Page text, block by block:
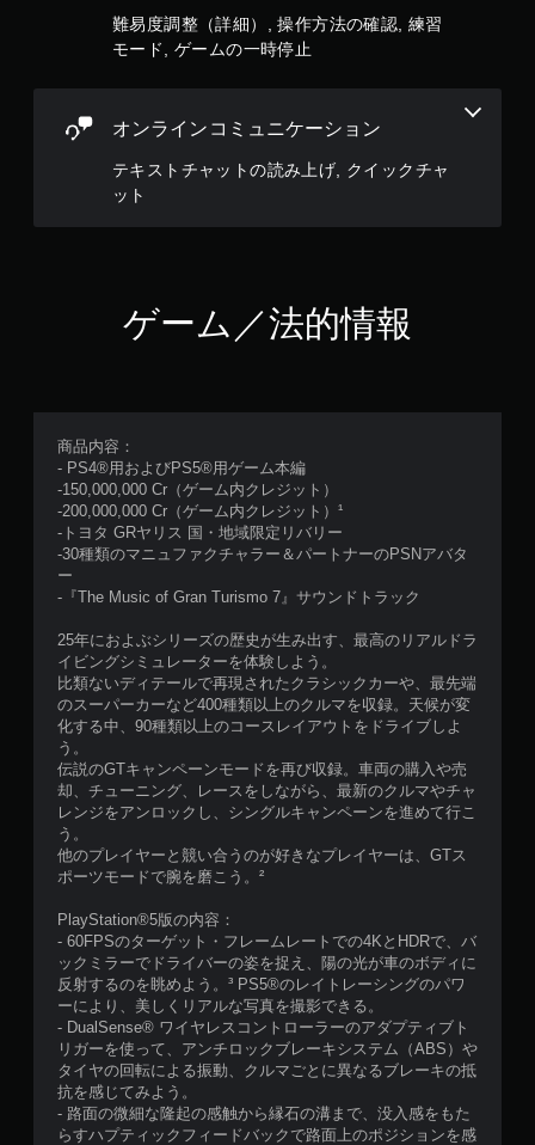
難易度調整（詳細）, 操作方法の確認, 練習
モード, ゲームの一時停止
オンラインコミュニケーション
テキストチャットの読み上げ, クイックチャ
ット
ゲーム／法的情報
商品内容：
- PS4®用およびPS5®用ゲーム本編
-150,000,000 Cr（ゲーム内クレジット）
-200,000,000 Cr（ゲーム内クレジット）¹
-トヨタ GRヤリス 国・地域限定リバリー
-30種類のマニュファクチャラー＆パートナーのPSNアバタ
ー
-『The Music of Gran Turismo 7』サウンドトラック
25年におよぶシリーズの歴史が生み出す、最高のリアルドラ
イビングシミュレーターを体験しよう。
比類ないディテールで再現されたクラシックカーや、最先端
のスーパーカーなど400種類以上のクルマを収録。天候が変
化する中、90種類以上のコースレイアウトをドライブしよ
う。
伝説のGTキャンペーンモードを再び収録。車両の購入や売
却、チューニング、レースをしながら、最新のクルマやチャ
レンジをアンロックし、シングルキャンペーンを進めて行こ
う。
他のプレイヤーと競い合うのが好きなプレイヤーは、GTス
ポーツモードで腕を磨こう。²
PlayStation®5版の内容：
- 60FPSのターゲット・フレームレートでの4KとHDRで、バ
ックミラーでドライバーの姿を捉え、陽の光が車のボディに
反射するのを眺めよう。³ PS5®のレイトレーシングのパワ
ーにより、美しくリアルな写真を撮影できる。
- DualSense® ワイヤレスコントローラーのアダプティブト
リガーを使って、アンチロックブレーキシステム（ABS）や
タイヤの回転による振動、クルマごとに異なるブレーキの抵
抗を感じてみよう。
- 路面の微細な隆起の感触から縁石の溝まで、没入感をもた
らすハプティックフィードバックで路面上のポジションを感